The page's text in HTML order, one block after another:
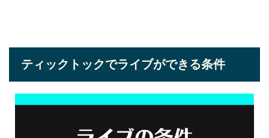
ティックトックでライブができる条件